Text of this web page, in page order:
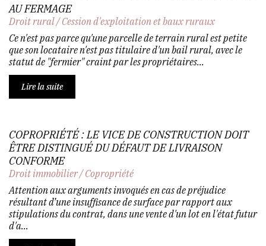
AU FERMAGE
Droit rural/Cession d'exploitation et baux ruraux
Ce n'est pas parce qu'une parcelle de terrain rural est petite
que son locataire n'est pas titulaire d'un bail rural, avec le
statut de "fermier" craint par les propriétaires...
Lire la suite
COPROPRIÉTÉ : LE VICE DE CONSTRUCTION DOIT
ÊTRE DISTINGUÉ DU DÉFAUT DE LIVRAISON
CONFORME
Droit immobilier/Copropriété
Attention aux arguments invoqués en cas de préjudice
résultant d’une insuffisance de surface par rapport aux
stipulations du contrat, dans une vente d'un lot en l'état futur
d'a...